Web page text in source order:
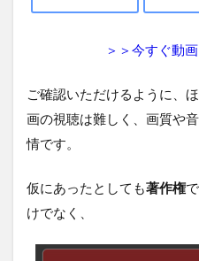
＞＞今すぐ動
ご確認いただけるように、
画の視聴は難しく、画質や
情です。
仮にあったとしても著作権
けでなく、